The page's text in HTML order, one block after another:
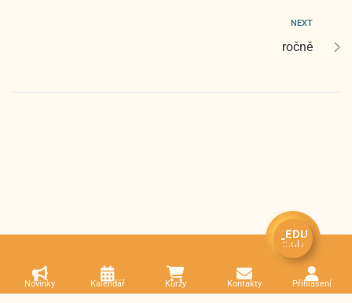
NEXT
ročně
Novinky Kalendář Kurzy Kontakty Přihlášení